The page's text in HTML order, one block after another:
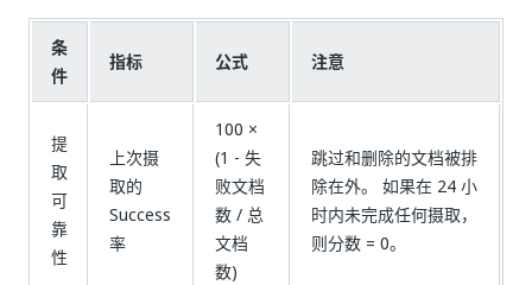
条
件
指标 公式 注意
提
取
可
靠
性
上次摄
取的
Success
率
100 ×
(1 - 失
败文档
数 / 总
文档
数)
跳过和删除的文档被排
除在外。 如果在 24 小
时内未完成任何摄取，
则分数 = 0。